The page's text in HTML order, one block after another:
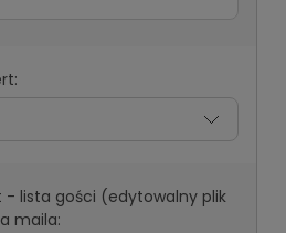
- lista gości (edytowalny plik
maila: